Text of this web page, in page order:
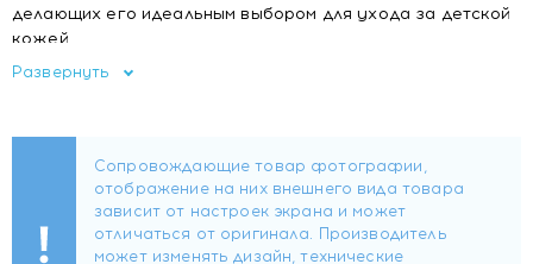
делающих его идеальным выбором для ухода за детской
кожей.
Эффективная защита от холода и ветра:
Крем создает на коже защитный барьер, предотвращая
вредное воздействие низких температур и холодного
ветра, которые могут вызывать сухость, раздражение и
Развернуть